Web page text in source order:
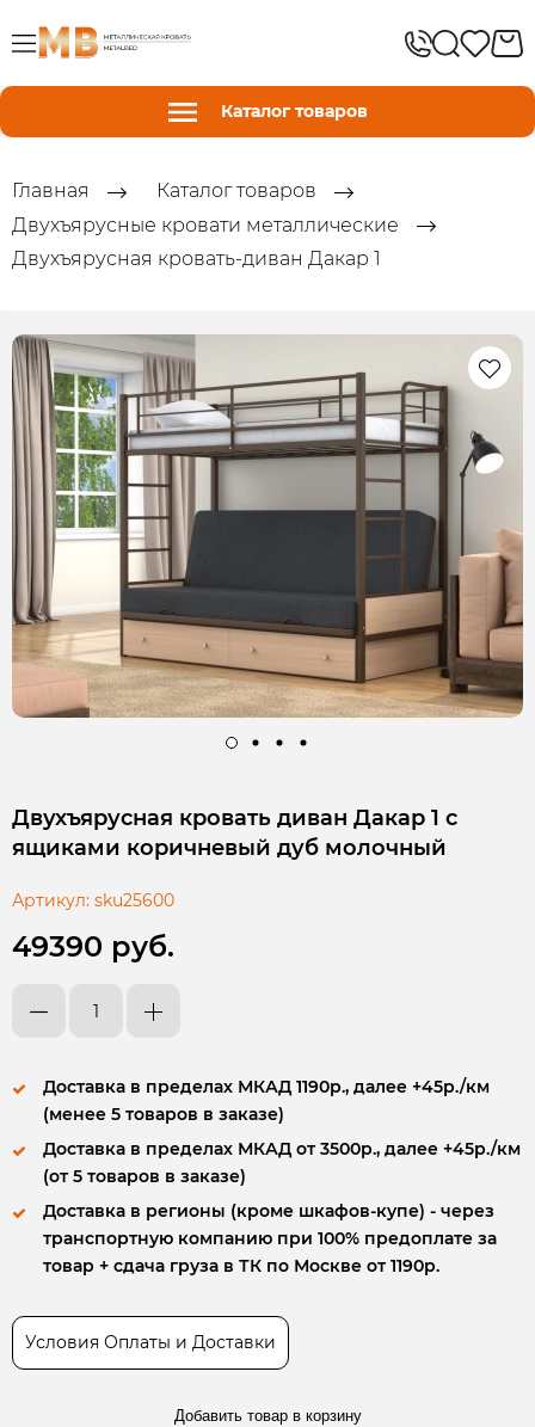
Каталог товаров
Главная
Каталог товаров
Двухъярусные кровати металлические
Двухъярусная кровать-диван Дакар 1
Двухъярусная кровать диван Дакар 1 с
ящиками коричневый дуб молочный
Артикул: sku25600
49390 руб.
Доставка в пределах МКАД 1190р., далее +45р./км
(менее 5 товаров в заказе)
Доставка в пределах МКАД от 3500р., далее +45р./км
(от 5 товаров в заказе)
Доставка в регионы (кроме шкафов-купе) - через
транспортную компанию при 100% предоплате за
товар + сдача груза в ТК по Москве от 1190р.
Условия Оплаты и Доставки
Добавить товар в корзину